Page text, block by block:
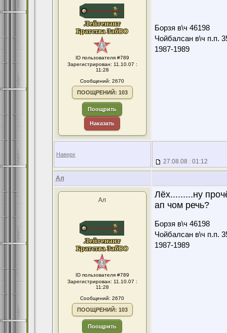
ID пользователя #789
Зарегистрирован: 11.10.07 :
11:28
Сообщений: 2670
ПООЩРЕНИЙ: 103
Поощрить
Наказать
Борзя в\ч 46198
Чойбалсан в\ч п.п.
1987-1989
Наверх
27.08.08 : 01:12
Ал
Ал
ID пользователя #789
Зарегистрирован: 11.10.07 :
11:28
Сообщений: 2670
ПООЩРЕНИЙ: 103
Поощрить
Лёх.........ну
ап чом речь?
Борзя в\ч 46198
Чойбалсан в\ч п.п.
1987-1989